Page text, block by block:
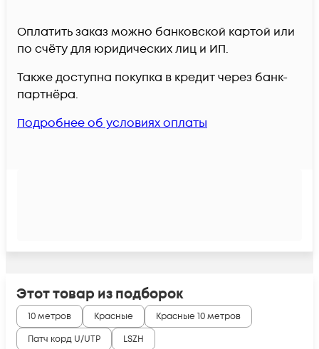
Оплатить заказ можно банковской картой или
по счёту для юридических лиц и ИП.
Также доступна покупка в кредит через банк-
партнёра.
Подробнее об условиях оплаты
Этот товар из подборок
10 метров Красные
Красные 10 метров
Патч корд U/UTP
LSZH